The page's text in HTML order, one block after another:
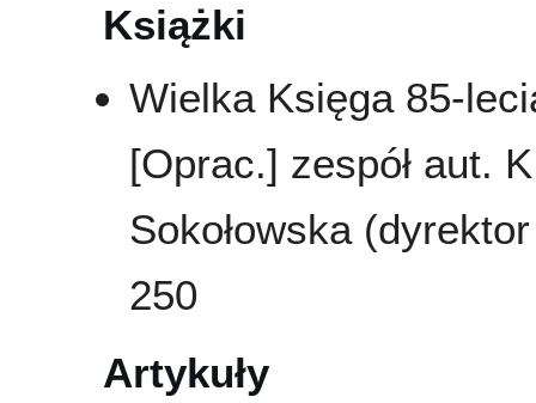
Książki
Wielka Księga 85-
[Oprac.] zespół aut.
Sokołowska
250
Artykuły